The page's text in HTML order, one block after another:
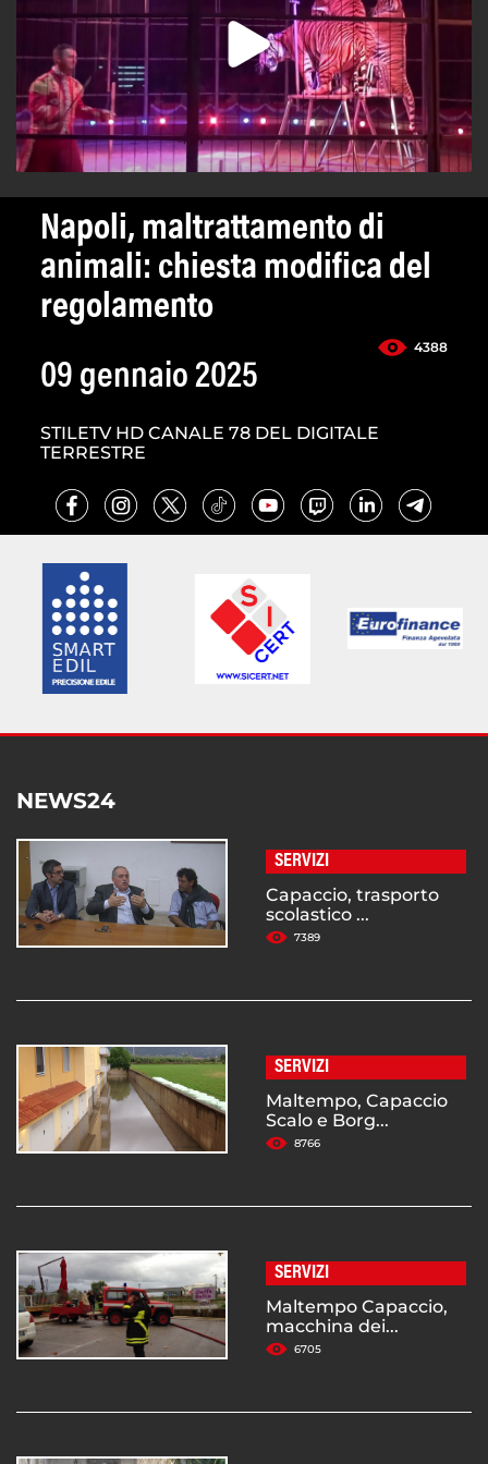
Napoli, maltrattamento di
animali: chiesta modifica del
regolamento
4388
09 gennaio 2025
STILETV HD CANALE 78 DEL DIGITALE
TERRESTRE
NEWS24
SERVIZI
Capaccio, trasporto
scolastico ...
7389
SERVIZI
Maltempo, Capaccio
Scalo e Borg...
8766
SERVIZI
Maltempo Capaccio,
macchina dei...
6705